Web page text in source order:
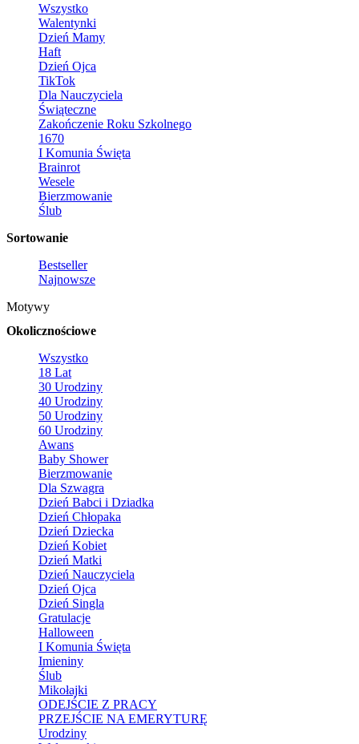
Wszystko
Walentynki
Dzień Mamy
Haft
Dzień Ojca
TikTok
Dla Nauczyciela
Świąteczne
Zakończenie Roku Szkolnego
1670
I Komunia Święta
Brainrot
Wesele
Bierzmowanie
Ślub
Sortowanie
Bestseller
Najnowsze
Motywy
Okolicznościowe
Wszystko
18 Lat
30 Urodziny
40 Urodziny
50 Urodziny
60 Urodziny
Awans
Baby Shower
Bierzmowanie
Dla Szwagra
Dzień Babci i Dziadka
Dzień Chłopaka
Dzień Dziecka
Dzień Kobiet
Dzień Matki
Dzień Nauczyciela
Dzień Ojca
Dzień Singla
Gratulacje
Halloween
I Komunia Święta
Imieniny
Ślub
Mikołajki
ODEJŚCIE Z PRACY
PRZEJŚCIE NA EMERYTURĘ
Urodziny